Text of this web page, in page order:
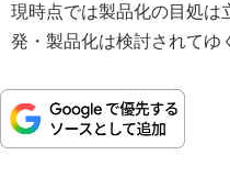
現時点では製品化の目処は
発・製品化は検討されてゆ